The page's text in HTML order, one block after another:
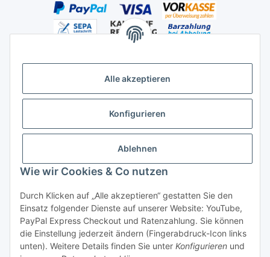
Alle akzeptieren
Konfigurieren
Ablehnen
Wie wir Cookies & Co nutzen
Durch Klicken auf „Alle akzeptieren“ gestatten Sie den
Einsatz folgender Dienste auf unserer Website: YouTube,
PayPal Express Checkout und Ratenzahlung. Sie können
die Einstellung jederzeit ändern (Fingerabdruck-Icon links
unten). Weitere Details finden Sie unter Konfigurieren und
Vertrag widerrufen